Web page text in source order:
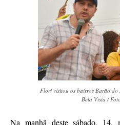
Flori visitou os bairros Barão do
Bela Vista /
Na manhã deste sábado, 14,